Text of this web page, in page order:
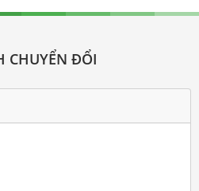
CHUYỂN ĐỔI